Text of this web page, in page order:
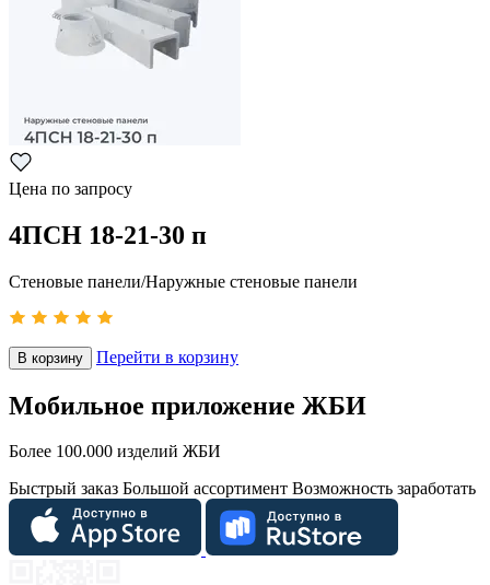
Цена по запросу
4ПСН 18-21-30 п
Стеновые панели/Наружные стеновые панели
В корзину Перейти в корзину
Мобильное приложение ЖБИ
Более 100.000 изделий ЖБИ
Быстрый заказ Большой ассортимент Возможность заработать